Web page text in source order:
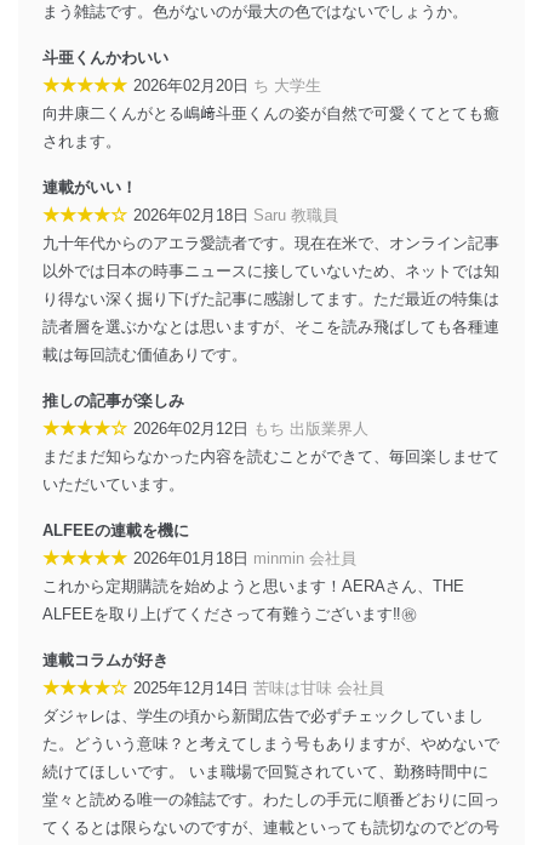
機器に標準装備されているユーザー制御機能（ユ
ベース等を取り扱う情報システムを使用する従業
者を識別・認証しています。
外部からの不正アクセス等の防止
個人データを取り扱う機器等にセキュリティ対策
ソフトウェア等を導入し、自動更新 機能等の活用
により、これを最新状態としています。
情報システムの使用に伴う漏洩等の防止
メール等により個人データの含まれるファイルを
送信する場合に、当該ファイルへのパスワードを
設定しています。
個人情報保護マネジメントシステムの継続的改善
じて、個人情報保護マネジメントシステムを継続的に改
善し、常に最良の状態を維持します。
苦情及び相談受付け窓口
貴殿の個人情報及び当社の個人情報保護マネジメントシ
ステムに関するご相談及び苦情については以下までご連
絡ください。
株式会社富士山マガジンサービス 個人情報問い合わせ
係
TEL：0570-200-223
FAX：03-5459-7073
e-mail：
cs@fujisan.co.jp
改訂：2025年2月20日
まう雑誌です。色がないのが最大の色ではないでしょうか。
斗亜くんかわいい
★★★★★ 2026年02月20日 ち 大学生
向井康二くんがとる嶋﨑斗亜くんの姿が自然で可愛くてとても癒
されます。
連載がいい！
★★★★☆ 2026年02月18日 Saru 教職員
九十年代からのアエラ愛読者です。現在在米で、オンライン記事
以外では日本の時事ニュースに接していないため、ネットでは知
り得ない深く掘り下げた記事に感謝してます。ただ最近の特集は
読者層を選ぶかなとは思いますが、そこを読み飛ばしても各種連
載は毎回読む価値ありです。
推しの記事が楽しみ
★★★★☆ 2026年02月12日 もち 出版業界人
まだまだ知らなかった内容を読むことができて、毎回楽しませて
いただいています。
ALFEEの連載を機に
★★★★★ 2026年01月18日 minmin 会社員
これから定期購読を始めようと思います！AERAさん、THE
ALFEEを取り上げてくださって有難うございます‼️㊗️
連載コラムが好き
★★★★☆ 2025年12月14日 苦味は甘味 会社員
ダジャレは、学生の頃から新聞広告で必ずチェックしていまし
た。どういう意味？と考えてしまう号もありますが、やめないで
続けてほしいです。 いま職場で回覧されていて、勤務時間中に
堂々と読める唯一の雑誌です。わたしの手元に順番どおりに回っ
てくるとは限らないのですが、連載といっても読切なのでどの号